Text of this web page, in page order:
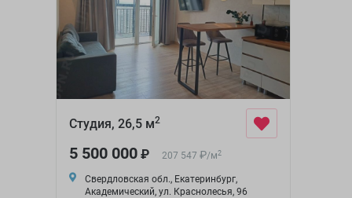
Студия, 26,5 м2
5 500 000₽ 207 547 ₽/м2
Свердловская обл., Екатеринбург,
Академический, ул. Краснолесья, 96